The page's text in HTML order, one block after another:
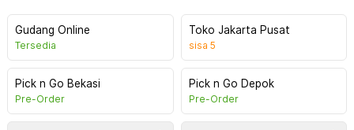
Gudang Online
Tersedia
Toko Jakarta Pusat
sisa 5
Pick n Go Bekasi
Pre-Order
Pick n Go Depok
Pre-Order